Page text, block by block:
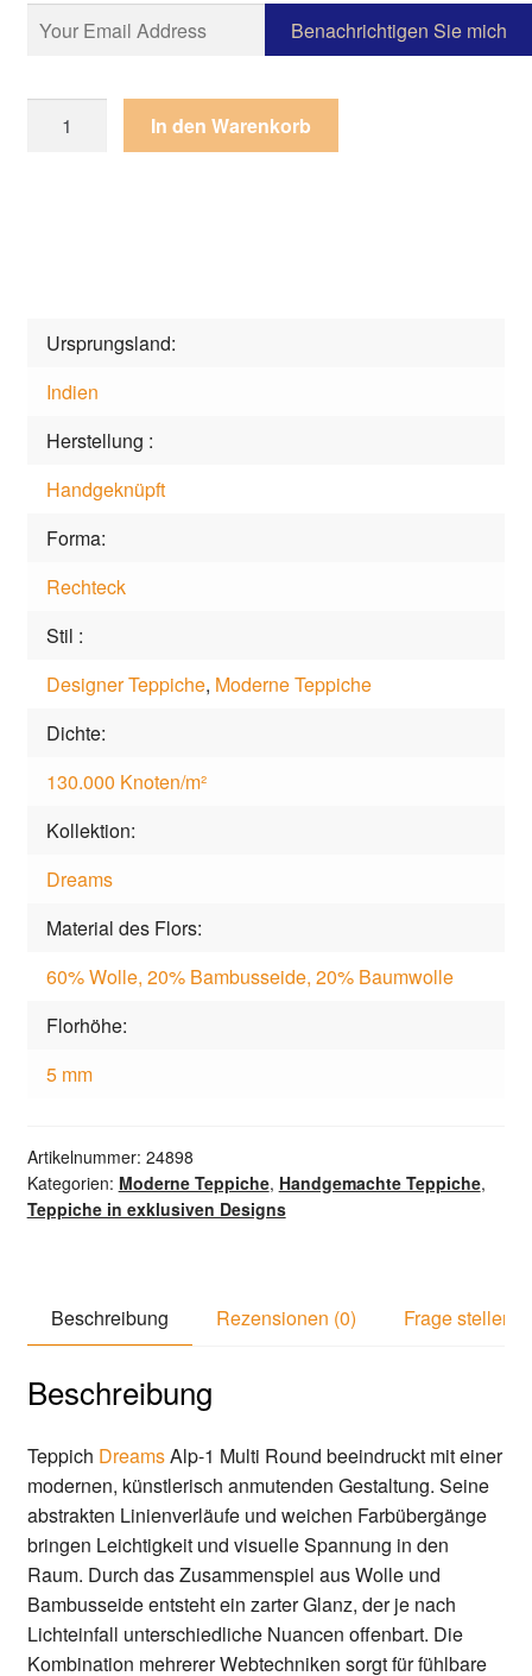
Dreams
In den Warenkorb
Ursprungsland
Indien
Herstellung
Handgeknüpft
Forma
Rechteck
Stil
Designer Teppiche, Moderne Teppiche
Dichte
130.000 Knoten/m²
Kollektion
Dreams
Material des Flors
60% Wolle, 20% Bambusseide, 20% Baumwolle
Florhöhe
5 mm
Artikelnummer: 24898
Kategorien: Moderne Teppiche, Handgemachte Teppiche,
Teppiche in exklusiven Designs
Beschreibung Rezensionen (0) Frage stellen
Beschreibung
Teppich DreamsAlp-1 Multi Round beeindruckt mit einer
modernen, künstlerisch anmutenden Gestaltung. Seine
abstrakten Linienverläufe und weichen Farbübergänge
bringen Leichtigkeit und visuelle Spannung in den
Raum. Durch das Zusammenspiel aus Wolle und
Bambusseide entsteht ein zarter Glanz, der je nach
Lichteinfall unterschiedliche Nuancen offenbart. Die
Kombination mehrerer Webtechniken sorgt für fühlbare